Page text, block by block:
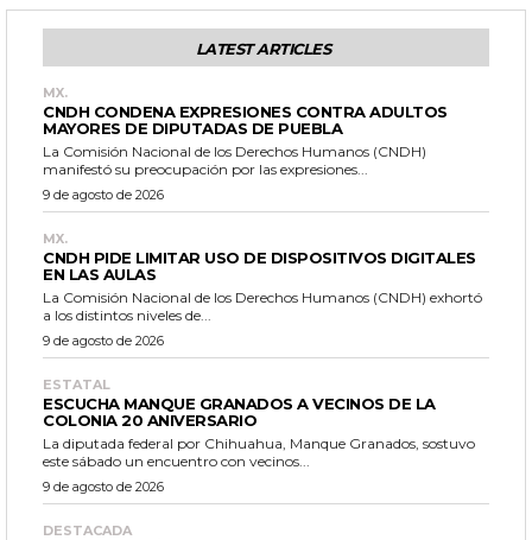
LATEST ARTICLES
MX.
CNDH CONDENA EXPRESIONES CONTRA ADULTOS
MAYORES DE DIPUTADAS DE PUEBLA
La Comisión Nacional de los Derechos Humanos (CNDH)
manifestó su preocupación por las expresiones...
9 de agosto de 2026
MX.
CNDH PIDE LIMITAR USO DE DISPOSITIVOS DIGITALES
EN LAS AULAS
La Comisión Nacional de los Derechos Humanos (CNDH) exhortó
a los distintos niveles de...
9 de agosto de 2026
ESTATAL
ESCUCHA MANQUE GRANADOS A VECINOS DE LA
COLONIA 20 ANIVERSARIO
La diputada federal por Chihuahua, Manque Granados, sostuvo
este sábado un encuentro con vecinos...
9 de agosto de 2026
DESTACADA